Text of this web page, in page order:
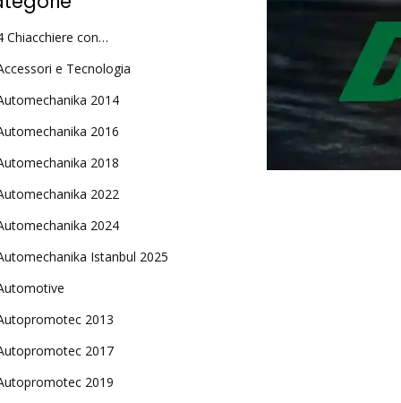
Chiacchiere con…
e Tecnologia
2014
2016
2018
2022
2024
Istanbul 2025
2013
2017
2019